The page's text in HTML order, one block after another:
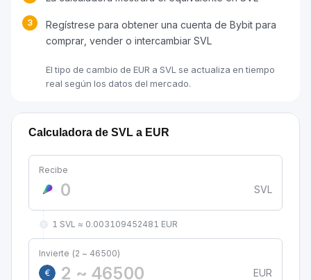
3
Regístrese para obtener una cuenta de Bybit para
comprar, vender o intercambiar SVL
El tipo de cambio de EUR a SVL se actualiza en tiempo
real según los datos del mercado.
Calculadora de SVL a EUR
Recibe
SVL
1 SVL ≈ 0.003109452481 EUR
Invierte (2 ~ 46500)
€
EUR